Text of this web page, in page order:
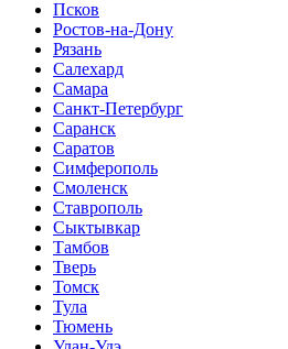
Псков
Ростов-на-Дону
Рязань
Салехард
Самара
Санкт-Петербург
Саранск
Саратов
Симферополь
Смоленск
Ставрополь
Сыктывкар
Тамбов
Тверь
Томск
Тула
Тюмень